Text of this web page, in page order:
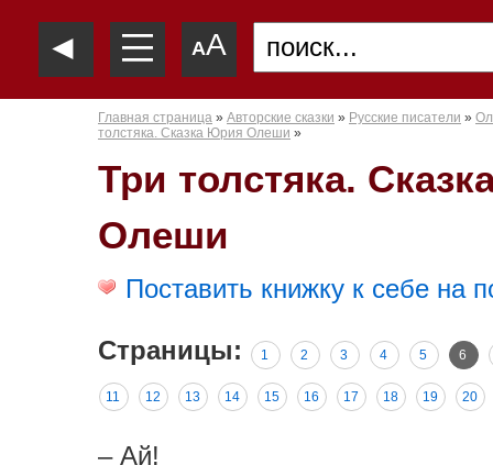
◄ —
—
— AA
Главная страница » Авторские сказки » Русские писатели »
толстяка. Сказка Юрия Олеши »
Три толстяка.
Олеши
Поставить книжку к себе на
Страницы: 1 2 3 4 5 6
11 12 13 14 15 16 17 18 19 20
– Ай!